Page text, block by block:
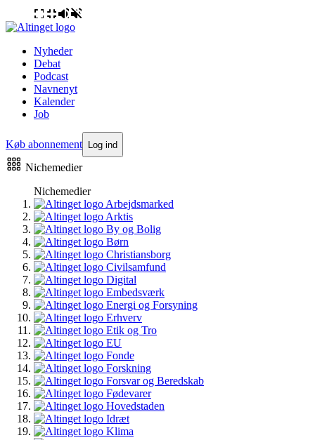
Nyheder
Debat
Podcast
Navnenyt
Kalender
Job
Køb abonnement Log ind
Nichemedier
Nichemedier
Arbejdsmarked
Arktis
By og Bolig
Børn
Christiansborg
Civilsamfund
Digital
Embedsværk
Energi og Forsyning
Erhverv
Etik og Tro
EU
Fonde
Forskning
Forsvar og Beredskab
Fødevarer
Hovedstaden
Idræt
Klima